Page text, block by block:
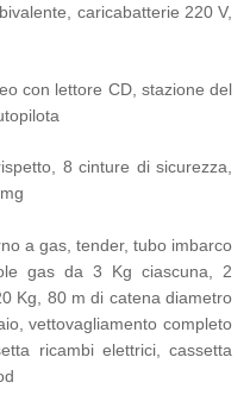
caricabatterie 220 V,
con lettore CD, stazione del
8 cinture di sicurezza,
a gas, tender, tubo imbarco
gas da 3 Kg ciascuna, 2
Kg, 80 m di catena diametro
vettovagliamento completo
ricambi elettrici, cassetta